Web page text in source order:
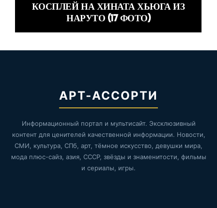
КОСПЛЕЙ НА ХИНАТА ХЬЮГА ИЗ
НАРУТО (17 ФОТО)
АРТ-АССОРТИ
Информационный портал и мультисайт. Эксклюзивный
контент для ценителей качественной информации. Новости,
СМИ, культура, СПб, арт, тёмное искусство, девушки мира,
мода плюс-сайз, азия, СССР, звёзды и знаменитости, фильмы
и сериалы, игры.